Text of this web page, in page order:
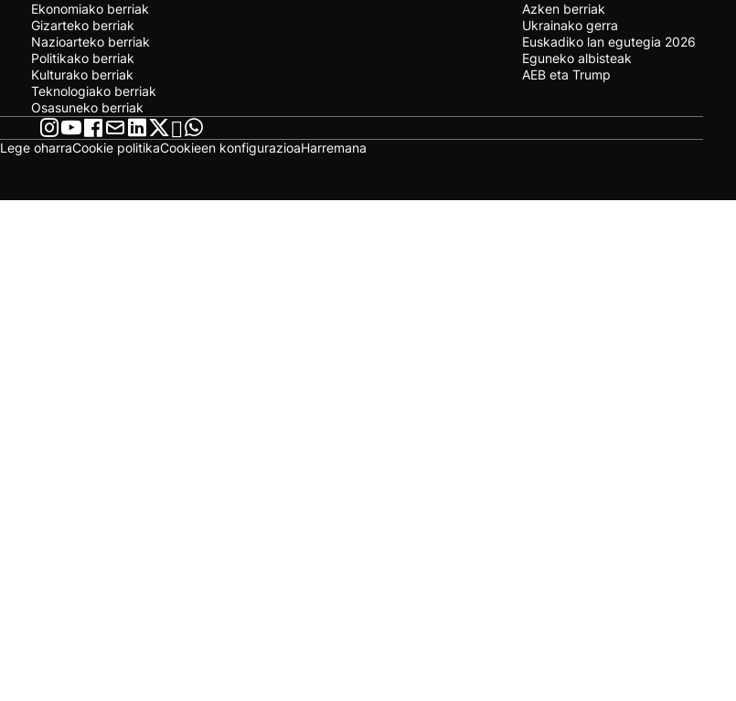
Ekonomiako berriak
Gizarteko berriak
Nazioarteko berriak
Politikako berriak
Kulturako berriak
Teknologiako berriak
Osasuneko berriak
Azken berriak
Ukrainako gerra
Euskadiko lan egutegia 2026
Eguneko albisteak
AEB eta Trump
Lege oharraCookie politikaCookieen konfigurazioaHarremana